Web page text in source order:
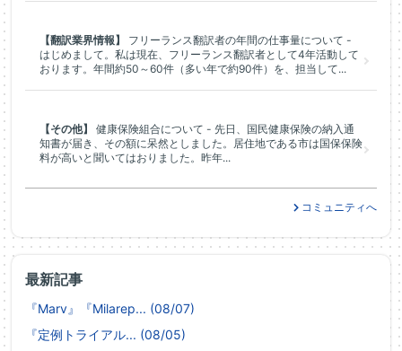
最新記事
『Marv』『Milarep... (08/07)
『定例トライアル... (08/05)
【翻訳業界情報】
フリーランス翻訳者の年間の仕事量について -
はじめまして。私は現在、フリーランス翻訳者として4年活動して
おります。年間約50～60件（多い年で約90件）を、担当して...
【その他】
健康保険組合について - 先日、国民健康保険の納入通
知書が届き、その額に呆然としました。居住地である市は国保保険
料が高いと聞いてはおりました。昨年...
コミュニティへ